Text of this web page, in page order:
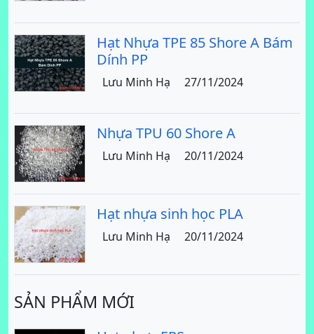
Hạt Nhựa TPE 85 Shore A Bám
Dính PP
Lưu Minh Hạ 27/11/2024
Nhựa TPU 60 Shore A
Lưu Minh Hạ 20/11/2024
Hạt nhựa sinh học PLA
Lưu Minh Hạ 20/11/2024
SẢN PHẨM MỚI